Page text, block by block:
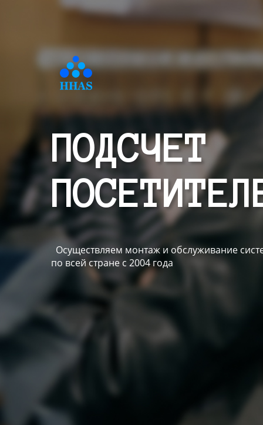
ПОДСЧЕТ
Осуществляем монтаж и обслуживание
по всей стране с 2004 года